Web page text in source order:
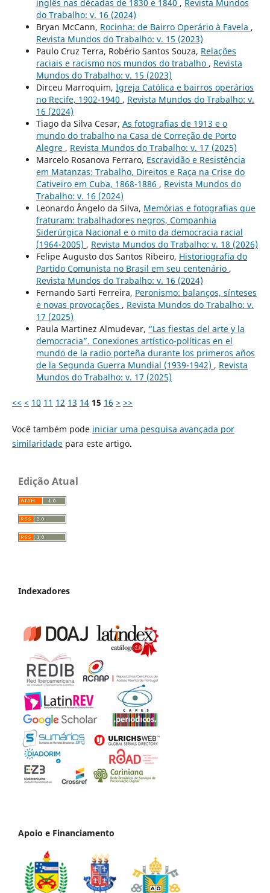
inglês nas décadas de 1830 e 1840 , Revista Mundos
do Trabalho: v. 16 (2024)
Bryan McCann, Rocinha: de Bairro Operário à Favela ,
Revista Mundos do Trabalho: v. 15 (2023)
Paulo Cruz Terra, Robério Santos Souza, Relações
raciais e racismo nos mundos do trabalho , Revista
Mundos do Trabalho: v. 15 (2023)
Dirceu Marroquim, Igreja Católica e bairros operários
no Recife, 1902-1940 , Revista Mundos do Trabalho: v.
16 (2024)
Tiago da Silva Cesar, As fotografias de 1913 e o
mundo do trabalho na Casa de Correção de Porto
Alegre , Revista Mundos do Trabalho: v. 17 (2025)
Marcelo Rosanova Ferraro, Escravidão e Resistência
em Matanzas: Trabalho, Direitos e Raça na Crise do
Cativeiro em Cuba, 1868-1886 , Revista Mundos do
Trabalho: v. 16 (2024)
Leonardo Ângelo da Silva, Memórias e fotografias que
fraturam: trabalhadores negros, Companhia
Siderúrgica Nacional e o mito da democracia racial
(1964-2005) , Revista Mundos do Trabalho: v. 18 (2026)
Felipe Augusto dos Santos Ribeiro, Historiografia do
Partido Comunista no Brasil em seu centenário ,
Revista Mundos do Trabalho: v. 16 (2024)
Fernando Sarti Ferreira, Peronismo: balanços, sínteses
e novas provocações , Revista Mundos do Trabalho: v.
17 (2025)
Paula Martinez Almudevar, “Las fiestas del arte y la
democracia”. Conexiones artístico-políticas en el
mundo de la radio porteña durante los primeros años
de la Segunda Guerra Mundial (1939-1942) , Revista
Mundos do Trabalho: v. 17 (2025)
<< < 10 11 12 13 14 15 16 > >>
Você também pode iniciar uma pesquisa avançada por
similaridadepara este artigo.
Edição Atual
Indexadores
Apoio e Financiamento